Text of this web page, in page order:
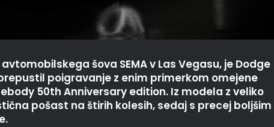
šova SEMA v Las Vegasu, je Dodge
poigravanje z enim primerkom omejene
50th Anniversary edition. Iz modela z veliko
pošast na štirih kolesih, sedaj s precej boljšim